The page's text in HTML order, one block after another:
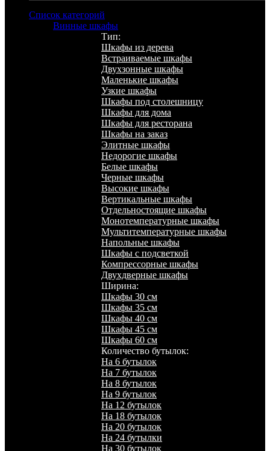
Список категорий
Винные шкафы
Тип:
Шкафы из дерева
Встраиваемые шкафы
Двухзонные шкафы
Маленькие шкафы
Узкие шкафы
Шкафы под столешницу
Шкафы для дома
Шкафы для ресторана
Шкафы на заказ
Элитные шкафы
Недорогие шкафы
Белые шкафы
Черные шкафы
Высокие шкафы
Вертикальные шкафы
Отдельностоящие шкафы
Монотемпературные шкафы
Мультитемпературные шкафы
Напольные шкафы
Шкафы с подсветкой
Компрессорные шкафы
Двухдверные шкафы
Ширина:
Шкафы 30 см
Шкафы 35 см
Шкафы 40 см
Шкафы 45 см
Шкафы 60 см
Количество бутылок:
На 6 бутылок
На 7 бутылок
На 8 бутылок
На 9 бутылок
На 12 бутылок
На 18 бутылок
На 20 бутылок
На 24 бутылки
На 30 бутылок